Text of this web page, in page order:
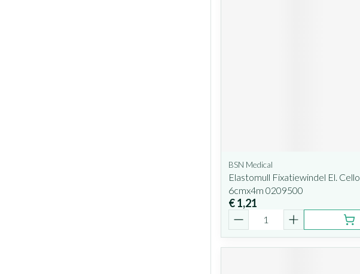
BSN Medical
Elastomull Fixatiewindel El. Cello
6cmx4m 0209500
€ 1,21